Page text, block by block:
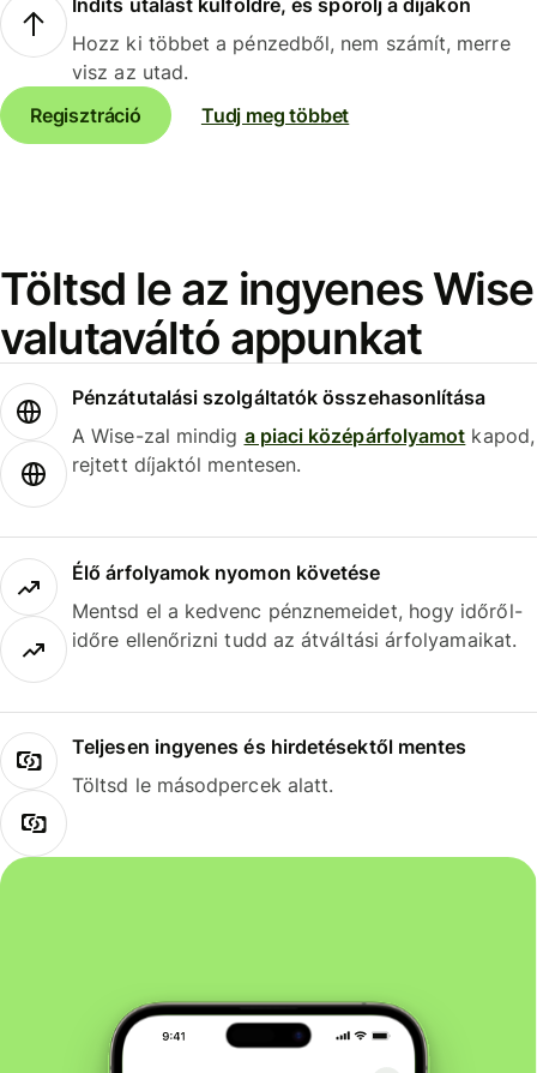
Hozz ki többet a pénzedből, nem számít, merre
visz az utad.
Regisztráció
Tudj meg többet
Töltsd le az ingyenes Wise
valutaváltó appunkat
Pénzátutalási szolgáltatók összehasonlítása
A Wise-zal mindig a piaci középárfolyamot kapod,
rejtett díjaktól mentesen.
Élő árfolyamok nyomon követése
Mentsd el a kedvenc pénznemeidet, hogy időről-
időre ellenőrizni tudd az átváltási árfolyamaikat.
Teljesen ingyenes és hirdetésektől mentes
Töltsd le másodpercek alatt.